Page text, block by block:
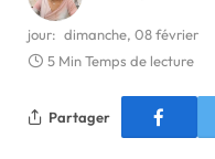
jour: dimanche, 08 février
5 Min Temps de lecture
Partager